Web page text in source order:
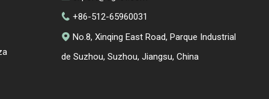
 +86-512-65960031
 No.8, Xinqing East Road, Parque Industrial
de Suzhou, Suzhou, Jiangsu, China